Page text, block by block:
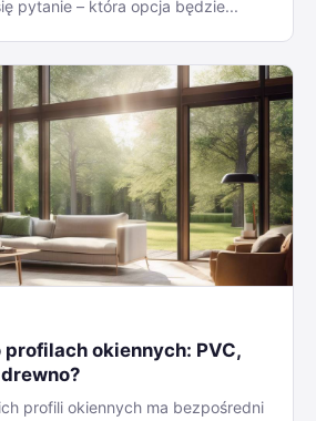
pytanie – która opcja będzie...
okiennych: PVC,
profili okiennych ma bezpośredni